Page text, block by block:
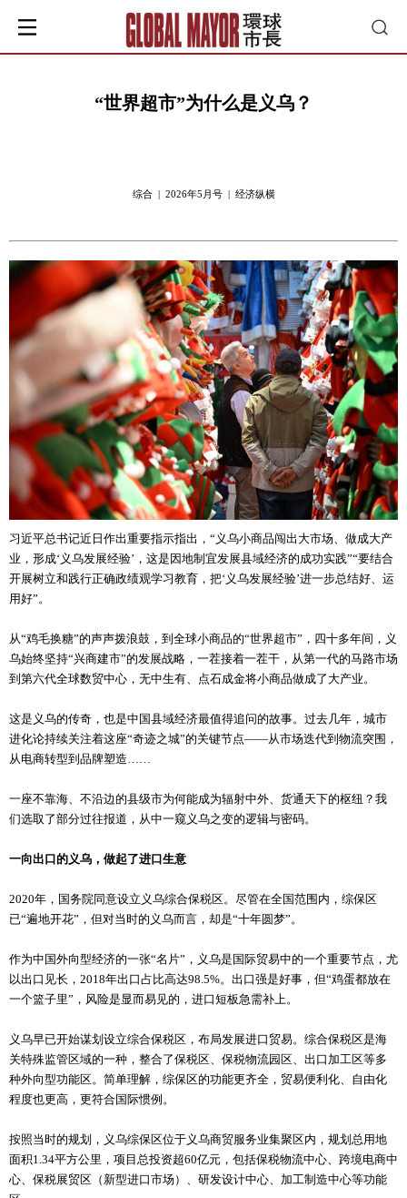
“世界超市”为什么是义乌？
综合 | 2026年5月号 | 经济纵横
习近平总书记近日作出重要指示指出，“义乌小商品闯出大市场、做成大产
业，形成‘义乌发展经验’，这是因地制宜发展县域经济的成功实践”“要结合
开展树立和践行正确政绩观学习教育，把‘义乌发展经验’进一步总结好、运
用好”。
从“鸡毛换糖”的声声拨浪鼓，到全球小商品的“世界超市”，四十多年间，义
乌始终坚持“兴商建市”的发展战略，一茬接着一茬干，从第一代的马路市场
到第六代全球数贸中心，无中生有、点石成金将小商品做成了大产业。
这是义乌的传奇，也是中国县域经济最值得追问的故事。过去几年，城市
进化论持续关注着这座“奇迹之城”的关键节点——从市场迭代到物流突围，
从电商转型到品牌塑造……
一座不靠海、不沿边的县级市为何能成为辐射中外、货通天下的枢纽？我
们选取了部分过往报道，从中一窥义乌之变的逻辑与密码。
一向出口的义乌，做起了进口生意
2020年，国务院同意设立义乌综合保税区。尽管在全国范围内，综保区
已“遍地开花”，但对当时的义乌而言，却是“十年圆梦”。
作为中国外向型经济的一张“名片”，义乌是国际贸易中的一个重要节点，尤
以出口见长，2018年出口占比高达98.5%。出口强是好事，但“鸡蛋都放在
一个篮子里”，风险是显而易见的，进口短板急需补上。
义乌早已开始谋划设立综合保税区，布局发展进口贸易。综合保税区是海
关特殊监管区域的一种，整合了保税区、保税物流园区、出口加工区等多
种外向型功能区。简单理解，综保区的功能更齐全，贸易便利化、自由化
程度也更高，更符合国际惯例。
按照当时的规划，义乌综保区位于义乌商贸服务业集聚区内，规划总用地
面积1.34平方公里，项目总投资超60亿元，包括保税物流中心、跨境电商中
心、保税展贸区（新型进口市场）、研发设计中心、加工制造中心等功能